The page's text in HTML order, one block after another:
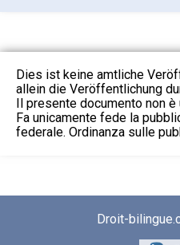
Dies ist keine amtliche
allein die Veröffentlichung
Il presente documento non
Fa unicamente fede la
federale. Ordinanza sulle
Droit-